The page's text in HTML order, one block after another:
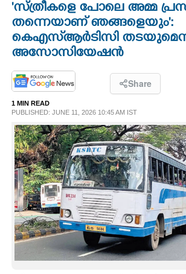
OPINION
SPIRITUAL
INFO+
ART
ASTRO
'സ്ത്രീകളെ പോലെ അമ്മ
തന്നെയാണ് ഞങ്ങളെയും':
കെഎസ്ആർടിസി
അസോസിയേഷൻ
Share
1 MIN READ
PUBLISHED: JUNE 11, 2026 10:45 AM IST